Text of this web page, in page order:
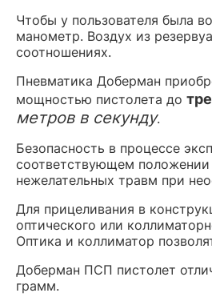
Чтобы у пользователя была
манометр. Воздух из
соотношениях.
Пневматика Доберман
мощностью пистолета до
метров в секунду.
Безопасность в процессе
соответствующем положении
нежелательных травм при
Для прицеливания в
оптического или
Оптика и коллиматор
Доберман ПСП пистолет
грамм.